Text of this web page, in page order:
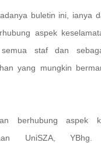
buletin ini, ianya
aspek
semua staf dan
yang mungkin
berhubung aspek
UniSZA, YBhg.